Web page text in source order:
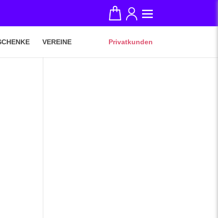
VEREINE Privatkunden